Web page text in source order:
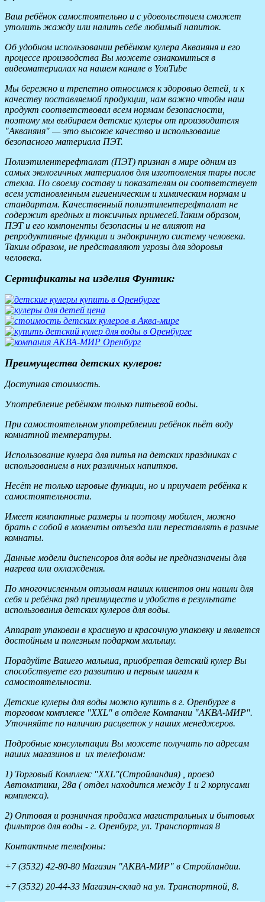
Ваш ребёнок самостоятельно и с удовольствием сможет
утолить жажду или налить себе любимый напиток.
Об удобном использовании ребёнком кулера Акваняня и его
процессе производства Вы можете ознакомиться в
видеоматериалах на нашем канале в YouTube
Мы бережно и трепетно относимся к здоровью детей, и к
качеству поставляемой продукции, нам важно чтобы наш
продукт соответствовал всем нормам безопасности,
поэтому мы выбираем детские кулеры от производителя
"Акваняня" — это высокое качество и использование
безопасного материала ПЭТ.
Полиэтилентерефталат (ПЭТ) признан в мире одним из
самых экологичных материалов для изготовления тары после
стекла. По своему составу и показателям он соответствует
всем установленным гигиеническим и химическим нормам и
стандартам. Качественный полиэтилентерефталат не
содержит вредных и токсичных примесей.Таким образом,
ПЭТ и его компоненты безопасны и не влияют на
репродуктивные функции и эндокринную систему человека.
Таким образом, не представляют угрозы для здоровья
человека.
Сертификаты на изделия Фунтик:
Преимущества детских кулеров:
Доступная стоимость.
Употребление ребёнком только питьевой воды.
При самостоятельном употреблении ребёнок пьёт воду
комнатной температуры.
Использование кулера для питья на детских праздниках с
использованием в них различных напитков.
Несёт не только игровые функции, но и приучает ребёнка к
самостоятельности.
Имеет компактные размеры и поэтому мобилен, можно
брать с собой в моменты отъезда или переставлять в разные
комнаты.
Данные модели диспенсоров для воды не предназначены для
нагрева или охлаждения.
По многочисленным отзывам наших клиентов они нашли для
себя и ребёнка ряд преимуществ и удобств в результате
использования детских кулеров для воды.
Аппарат упакован в красивую и красочную упаковку и является
достойным и полезным подарком малышу.
Порадуйте Вашего малыша, приобретая детский кулер Вы
способствуете его развитию и первым шагам к
самостоятельности.
Детские кулеры для воды можно купить в г. Оренбурге в
торговом комплексе "XXL" в отделе Компании "АКВА-МИР".
Уточняйте по наличию расцветок у наших менеджеров.
Подробные консультации Вы можете получить по адресам
наших магазинов и их телефонам:
1) Торговый Комплекс "XXL"(Стройландия) , проезд
Автоматики, 28а ( отдел находится между 1 и 2 корпусами
комплекса).
2) Оптовая и розничная продажа магистральных и бытовых
фильтров для воды - г. Оренбург, ул. Транспортная 8
Контактные телефоны:
+7 (3532) 42-80-80 Магазин "АКВА-МИР" в Стройландии.
+7 (3532) 20-44-33 Магазин-склад на ул. Транспортной, 8.